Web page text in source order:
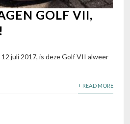
GOLF VII,
juli 2017, is deze Golf VII alweer
+ READ MORE